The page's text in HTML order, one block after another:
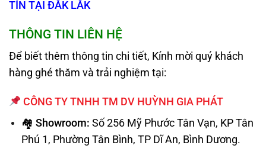
TÍN TẠI ĐẮK LẮK
THÔNG TIN LIÊN HỆ
Để biết thêm thông tin chi tiết, Kính mời quý khách
hàng ghé thăm và trải nghiệm tại:
CÔNG TY TNHH TM DV HUỲNH GIA PHÁT
🏘 Showroom: Số 256 Mỹ Phước Tân Vạn, KP Tân
Phú 1, Phường Tân Bình, TP Dĩ An, Bình Dương.